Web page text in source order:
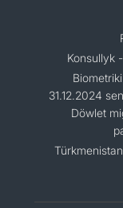
Konsullyk
31.12.2024
Döwlet